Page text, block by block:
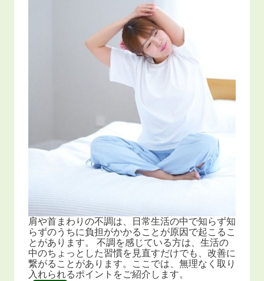
肩や首まわりの不調は、日常生活の中で知らず知
らずのうちに負担がかかることが原因で起こるこ
とがあります。 不調を感じている方は、生活の
中のちょっとした習慣を見直すだけでも、改善に
繋がることがあります。ここでは、無理なく取り
入れられるポイントをご紹介します。